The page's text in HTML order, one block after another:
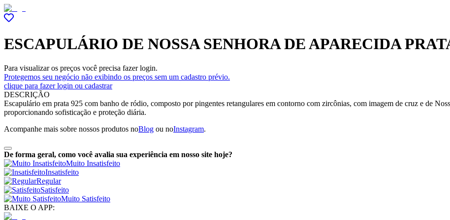
ESCAPULÁRIO DE NOSSA SENHORA DE APARECIDA
Para visualizar os preços você precisa fazer login.
Protegemos seu negócio não exibindo os preços sem um cadastro prévio.
clique para fazer login ou cadastrar
DESCRIÇÃO
Escapulário em prata 925 com banho de ródio, composto por pingentes retangulares em contorno com zircônias, com imagem de cruz e de
proporcionando sofisticação e proteção diária.
Acompanhe mais sobre nossos produtos noBlog ou noInstagram.
De forma geral, como você avalia sua experiência em nosso site hoje?
Muito Insatisfeito
Insatisfeito
Regular
Satisfeito
Muito Satisfeito
BAIXE O APP: